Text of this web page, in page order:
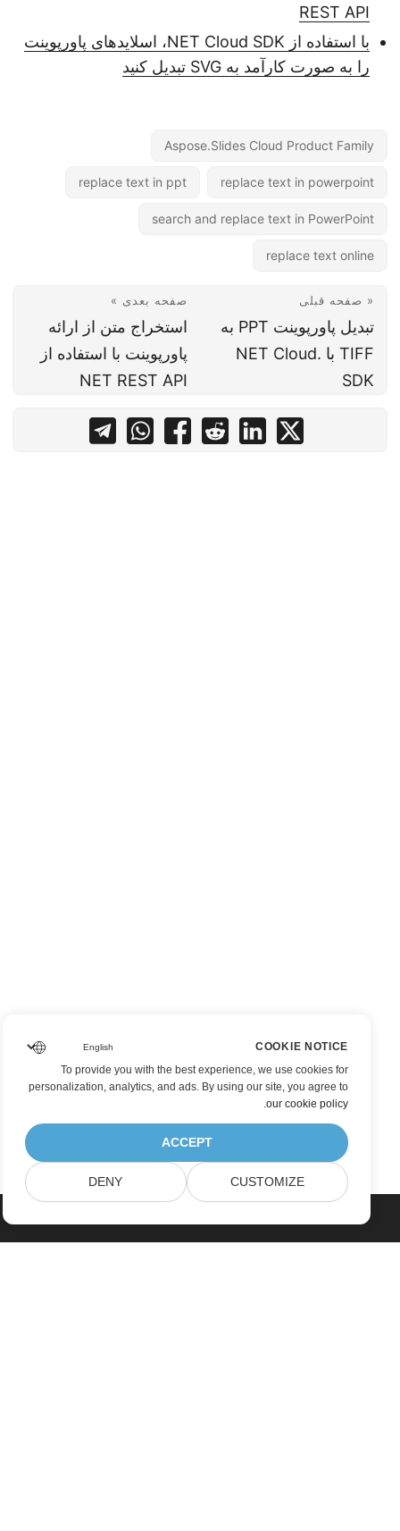
REST API
با استفاده از NET Cloud SDK، اسلایدهای پاورپوینت
را به صورت کارآمد به SVG تبدیل کنید
Aspose.Slides Cloud Product Family
replace text in powerpoint
replace text in ppt
search and replace text in PowerPoint
replace text online
« صفحه قبلی
تبدیل پاورپوینت PPT به
TIFF با .NET Cloud
SDK
صفحه بعدی »
استخراج متن از ارائه
پاورپوینت با استفاده از
NET REST API
COOKIE NOTICE
To provide you with the best experience, we use cookies for
personalization, analytics, and ads. By using our site, you agree to
our cookie policy
.
ACCEPT
CUSTOMIZE
DENY